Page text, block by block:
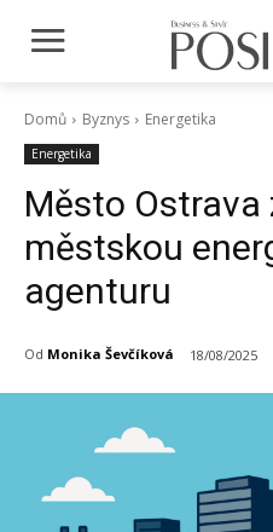
Domů Byznys Energetika
Energetika
Město Ostrava
městskou
agenturu
Od Monika Ševčíková 18/08/2025